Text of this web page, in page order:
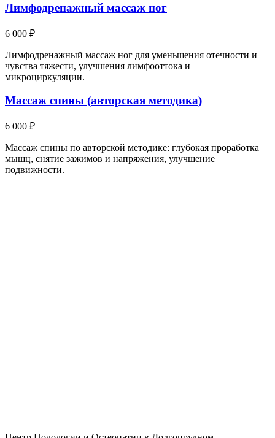
Лимфодренажный массаж ног
6 000 ₽
Лимфодренажный массаж ног для уменьшения отечности и
чувства тяжести, улучшения лимфооттока и
микроциркуляции.
Массаж спины (авторская методика)
6 000 ₽
Массаж спины по авторской методике: глубокая проработка
мышц, снятие зажимов и напряжения, улучшение
подвижности.